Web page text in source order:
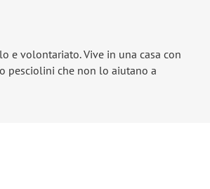
e volontariato. Vive in una casa con
pesciolini che non lo aiutano a